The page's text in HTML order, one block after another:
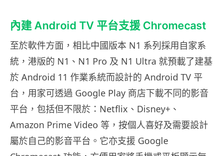
內建 Android TV 平台支援 Chromecast
至於軟件方面，相比中國版本 N1 系列採用自家系
統，港版的 N1、N1 Pro 及 N1 Ultra 就預載了建基
於 Android 11 作業系統而設計的 Android TV 平
台，用家可透過 Google Play 商店下載不同的影音
平台，包括但不限於：Netflix、Disney+、
Amazon Prime Video 等，按個人喜好及需要設計
屬於自己的影音平台。它亦支援 Google